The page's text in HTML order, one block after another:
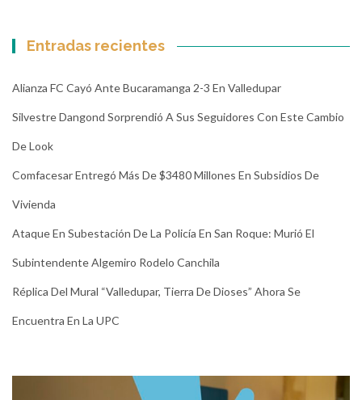
Entradas recientes
Alianza FC Cayó Ante Bucaramanga 2-3 En Valledupar
Silvestre Dangond Sorprendió A Sus Seguidores Con Este Cambio
De Look
Comfacesar Entregó Más De $3480 Millones En Subsidios De
Vivienda
Ataque En Subestación De La Policía En San Roque: Murió El
Subintendente Algemiro Rodelo Canchila
Réplica Del Mural “Valledupar, Tierra De Dioses” Ahora Se
Encuentra En La UPC